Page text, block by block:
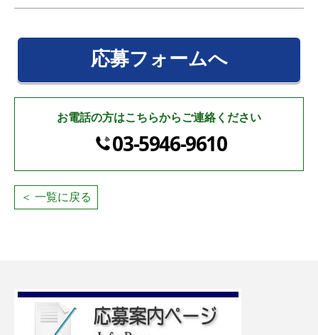
応募フォームへ
お電話の方はこちらからご連絡ください
03-5946-9610
＜ 一覧に戻る